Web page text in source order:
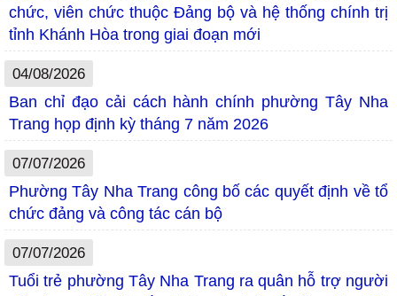
chức, viên chức thuộc Đảng bộ và hệ thống chính trị
tỉnh Khánh Hòa trong giai đoạn mới
04/08/2026
Ban chỉ đạo cải cách hành chính phường Tây Nha
Trang họp định kỳ tháng 7 năm 2026
07/07/2026
Phường Tây Nha Trang công bố các quyết định về tổ
chức đảng và công tác cán bộ
07/07/2026
Tuổi trẻ phường Tây Nha Trang ra quân hỗ trợ người